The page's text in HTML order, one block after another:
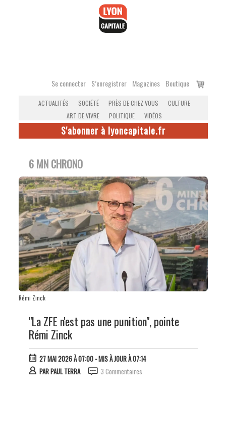
Se connecter S’enregistrer Magazines Boutique
Voir
ACTUALITÉS SOCIÉTÉ PRÈS DE CHEZ VOUS
CULTURE
ART DE VIVRE
POLITIQUE VIDÉOS
S'abonner à lyoncapitale.fr
6 MN CHRONO
Rémi Zinck
"La ZFE n'est pas une punition", pointe
Rémi Zinck
27 MAI 2026 À 07:00- MIS À JOUR À 07:14
PARPAUL TERRA 3 Commentaires